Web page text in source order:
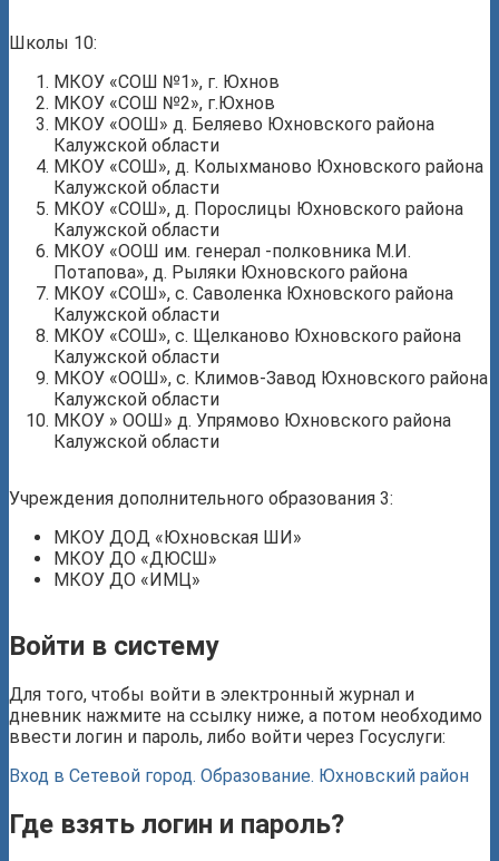
Школы 10:
МКОУ «СОШ №1», г. Юхнов
МКОУ «СОШ №2», г.Юхнов
МКОУ «ООШ» д. Беляево Юхновского района
Калужской области
МКОУ «СОШ», д. Колыхманово Юхновского района
Калужской области
МКОУ «СОШ», д. Порослицы Юхновского района
Калужской области
МКОУ «ООШ им. генерал -полковника М.И.
Потапова», д. Рыляки Юхновского района
МКОУ «СОШ», с. Саволенка Юхновского района
Калужской области
МКОУ «СОШ», с. Щелканово Юхновского района
Калужской области
МКОУ «ООШ», с. Климов-Завод Юхновского района
Калужской области
МКОУ » ООШ» д. Упрямово Юхновского района
Калужской области
Учреждения дополнительного образования 3:
МКОУ ДОД «Юхновская ШИ»
МКОУ ДО «ДЮСШ»
МКОУ ДО «ИМЦ»
Войти в систему
Для того, чтобы войти в электронный журнал и
дневник нажмите на ссылку ниже, а потом необходимо
ввести логин и пароль, либо войти через Госуслуги:
Вход в Сетевой город. Образование. Юхновский район
Где взять логин и пароль?